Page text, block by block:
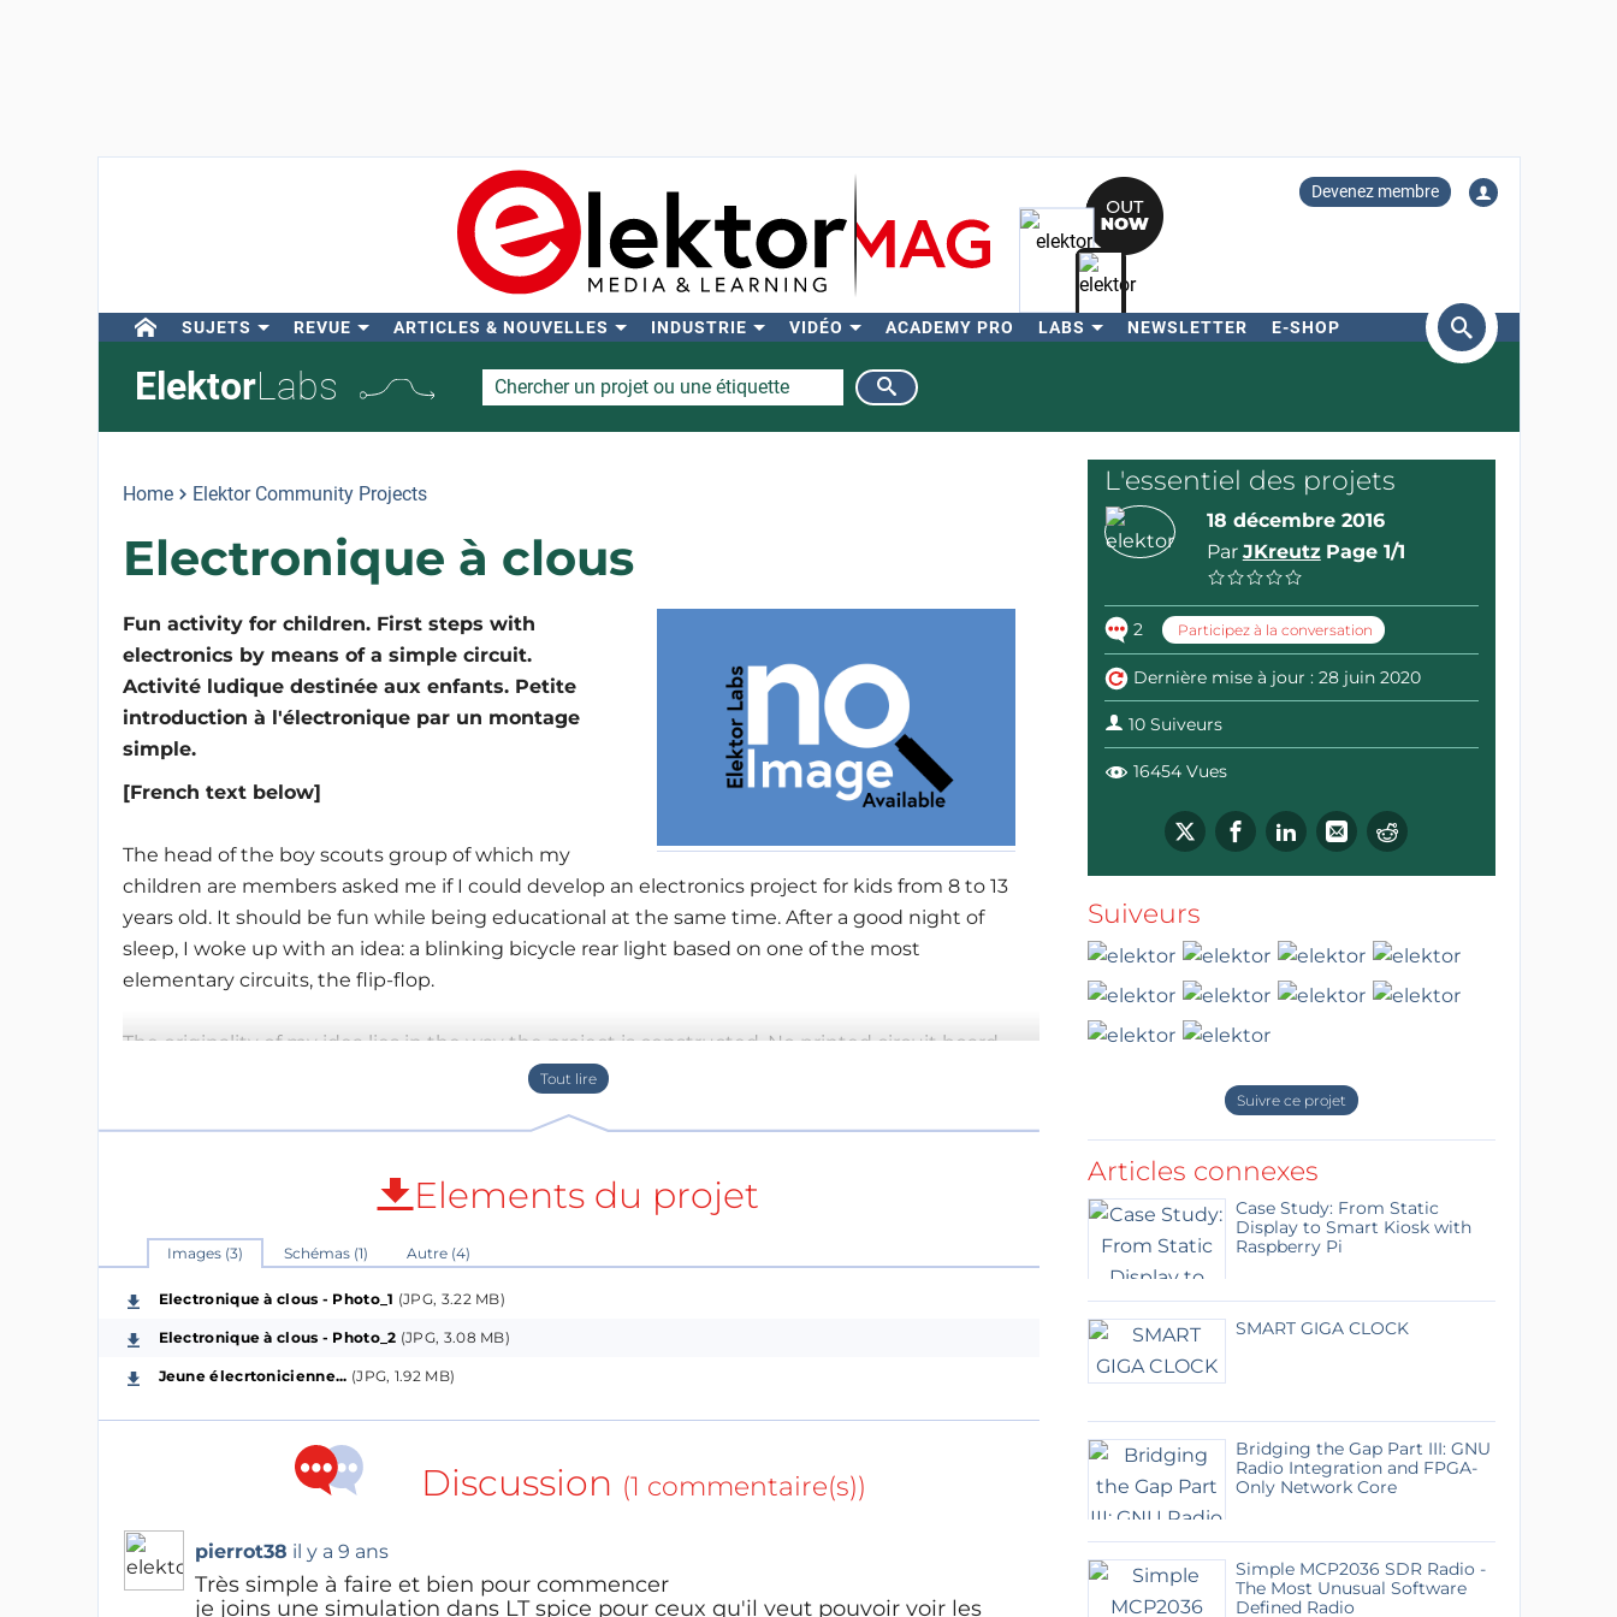
Devenez membre
SUJETS REVUE ARTICLES & NOUVELLES INDUSTRIE VIDÉO ACADEMY PRO LABS NEWSLETTER E-SHOP
ElektorLabs
Home Elektor Community Projects
Electronique à clous
Fun activity for children. First steps with
electronics by means of a simple circuit.
Activité ludique destinée aux enfants. Petite
introduction à l'électronique par un montage
simple.
[French text below]
The head of the boy scouts group of which my
children are members asked me if I could develop an electronics project for kids from 8 to 13
years old. It should be fun while being educational at the same time. After a good night of
sleep, I woke up with an idea: a blinking bicycle rear light based on one of the most
elementary circuits, the flip-flop.
The originality of my idea lies in the way the project is constructed. No printed circuit board,
no prototyping board, but a piece of wood, nails, wire and, of course, the parts. The objective
manipulate electronic components. From there, questions and intellectual development
Le chef de l'unité de scouts que fréquentent mes enfants me demanda s'il était possible de
pédagogique. La nuit me porta si bien conseil que le lendemain me vint l'illumination… sous
forme d'un clignoteur muni d'une lampe de feu arrière de vélo, basé sur le plus élémentaire
des « flip-flop ».
L'originalité de ce projet réside dans son mode de réalisation. Pas de circuit imprimé, pas de
plaque d'essais mais… une planchette de bois, des clous, du fil et les composants. Le but du
jeu, car il s’agit bien d’un jeu, c'est que les enfants touchent, voient et manipulent. Viennent
alors les questions et les développements intellectuels de l'activité.
Elements du projet
Images (3) Schémas (1) Autre (4)
Electronique à clous - Photo_1 (JPG, 3.22 MB)
Electronique à clous - Photo_2 (JPG, 3.08 MB)
Jeune élecrtonicienne... (JPG, 1.92 MB)
Discussion (1 commentaire(s))
pierrot38 il y a 9 ans
Très simple à faire et bien pour commencer
je joins une simulation dans LT spice pour ceux qu'il veut pouvoir voir les
L'essentiel des projets
18 décembre 2016
Par JKreutz Page 1/1
2 Participez à la conversation
Dernière mise à jour : 28 juin 2020
10 Suiveurs
16454 Vues
Suiveurs
Suivre ce projet
Articles connexes
Case Study: From Static
Display to Smart Kiosk with
Raspberry Pi
SMART GIGA CLOCK
Bridging the Gap Part III: GNU
Radio Integration and FPGA-
Only Network Core
Simple MCP2036 SDR Radio -
The Most Unusual Software
Defined Radio